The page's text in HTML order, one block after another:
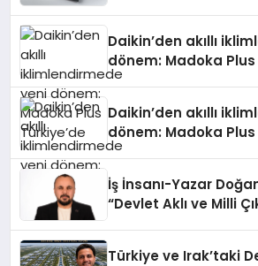
Daikin’den akıllı
dönem: Madoka Plus
Daikin’den akıllı
dönem: Madoka Plus
İş İnsanı-Yazar
“Devlet Aklı ve Milli
Türkiye ve Irak’taki